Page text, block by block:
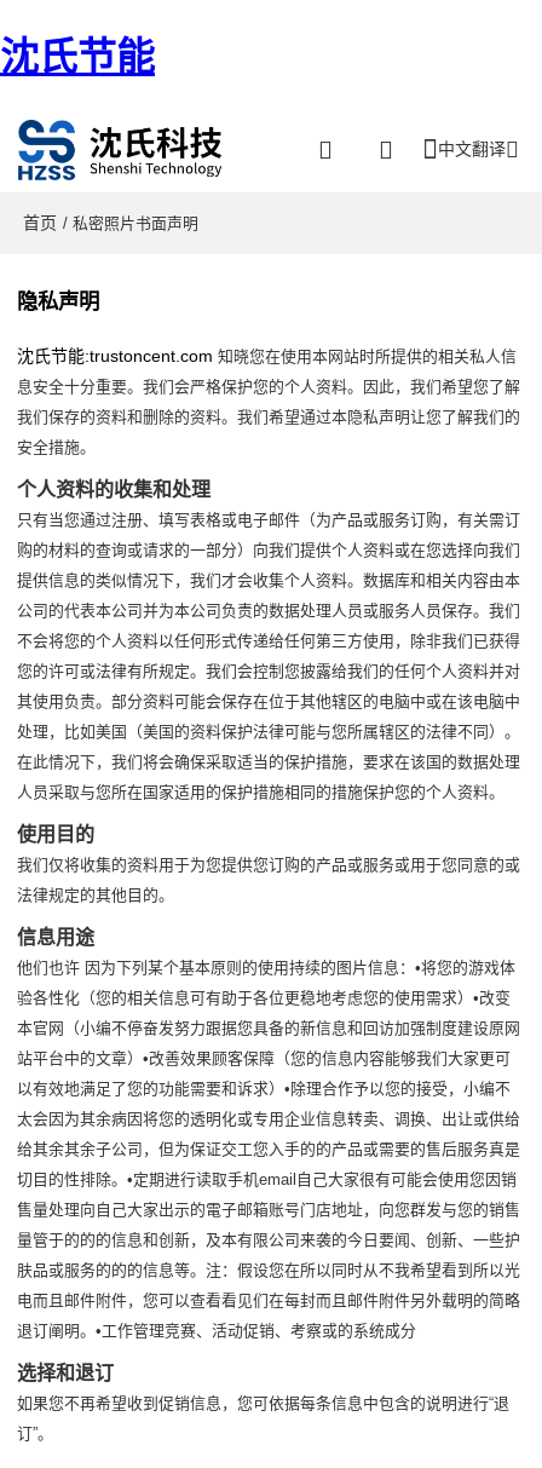
沈氏节能
中文翻译
首页 / 私密照片书面声明
隐私声明
沈氏节能:trustoncent.com 知晓您在使用本网站时所提供的相关私人信
息安全十分重要。我们会严格保护您的个人资料。因此，我们希望您了解
我们保存的资料和删除的资料。我们希望通过本隐私声明让您了解我们的
安全措施。
个人资料的收集和处理
只有当您通过注册、填写表格或电子邮件（为产品或服务订购，有关需订
购的材料的查询或请求的一部分）向我们提供个人资料或在您选择向我们
提供信息的类似情况下，我们才会收集个人资料。数据库和相关内容由本
公司的代表本公司并为本公司负责的数据处理人员或服务人员保存。我们
不会将您的个人资料以任何形式传递给任何第三方使用，除非我们已获得
您的许可或法律有所规定。我们会控制您披露给我们的任何个人资料并对
其使用负责。部分资料可能会保存在位于其他辖区的电脑中或在该电脑中
处理，比如美国（美国的资料保护法律可能与您所属辖区的法律不同）。
在此情况下，我们将会确保采取适当的保护措施，要求在该国的数据处理
人员采取与您所在国家适用的保护措施相同的措施保护您的个人资料。
使用目的
我们仅将收集的资料用于为您提供您订购的产品或服务或用于您同意的或
法律规定的其他目的。
信息用途
他们也许 因为下列某个基本原则的使用持续的图片信息：•将您的游戏体
验各性化（您的相关信息可有助于各位更稳地考虑您的使用需求）•改变
本官网（小编不停奋发努力跟据您具备的新信息和回访加强制度建设原网
站平台中的文章）•改善效果顾客保障（您的信息内容能够我们大家更可
以有效地满足了您的功能需要和诉求）•除理合作予以您的接受，小编不
太会因为其余病因将您的透明化或专用企业信息转卖、调换、出让或供给
给其余其余子公司，但为保证交工您入手的的产品或需要的售后服务真是
切目的性排除。•定期进行读取手机email自己大家很有可能会使用您因销
售量处理向自己大家出示的電子邮箱账号门店地址，向您群发与您的销售
量管于的的的信息和创新，及本有限公司来袭的今日要闻、创新、一些护
肤品或服务的的的信息等。注：假设您在所以同时从不我希望看到所以光
电而且邮件附件，您可以查看看见们在每封而且邮件附件另外载明的简略
退订阐明。•工作管理竞赛、活动促销、考察或的系统成分
选择和退订
如果您不再希望收到促销信息，您可依据每条信息中包含的说明进行“退
订”。